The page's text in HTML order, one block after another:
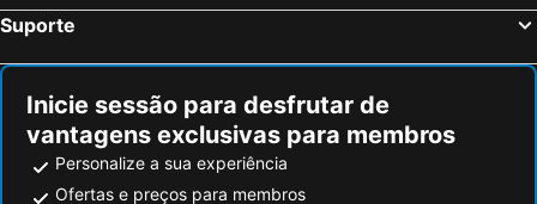
Suporte
Inicie sessão para desfrutar de
vantagens exclusivas para membros
Personalize a sua experiência
Ofertas e preços para membros